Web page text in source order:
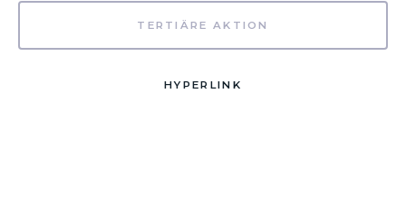
TERTIÄRE AKTION
HYPERLINK